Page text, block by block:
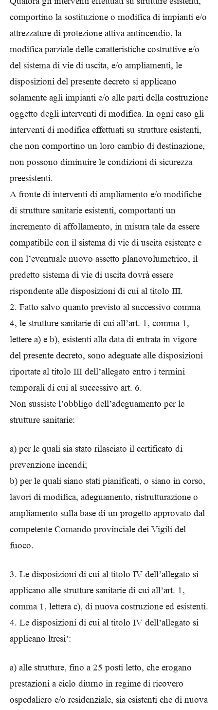
comportino la sostituzione o modifica di impianti e/o
attrezzature di protezione attiva antincendio, la
modifica parziale delle caratteristiche costruttive e/o
del sistema di vie di uscita, e/o ampliamenti, le
disposizioni del presente decreto si applicano
solamente agli impianti e/o alle parti della costruzione
oggetto degli interventi di modifica. In ogni caso gli
interventi di modifica effettuati su strutture esistenti,
che non comportino un loro cambio di destinazione,
non possono diminuire le condizioni di sicurezza
preesistenti.
A fronte di interventi di ampliamento e/o modifiche
di strutture sanitarie esistenti, comportanti un
incremento di affollamento, in misura tale da essere
compatibile con il sistema di vie di uscita esistente e
con l’eventuale nuovo assetto planovolumetrico, il
predetto sistema di vie di uscita dovrà essere
rispondente alle disposizioni di cui al titolo III.
2. Fatto salvo quanto previsto al successivo comma
4, le strutture sanitarie di cui all’art. 1, comma 1,
lettere a) e b), esistenti alla data di entrata in vigore
del presente decreto, sono adeguate alle disposizioni
riportate al titolo III dell’allegato entro i termini
temporali di cui al successivo art. 6.
Non sussiste l’obbligo dell’adeguamento per le
strutture sanitarie:
a) per le quali sia stato rilasciato il certificato di
prevenzione incendi;
b) per le quali siano stati pianificati, o siano in corso,
lavori di modifica, adeguamento, ristrutturazione o
ampliamento sulla base di un progetto approvato dal
competente Comando provinciale dei Vigili del
fuoco.
3. Le disposizioni di cui al titolo IV dell’allegato si
applicano alle strutture sanitarie di cui all’art. 1,
comma 1, lettera c), di nuova costruzione ed esistenti.
4. Le disposizioni di cui al titolo IV dell’allegato si
applicano ltresi’:
a) alle strutture, fino a 25 posti letto, che erogano
prestazioni a ciclo diurno in regime di ricovero
ospedaliero e/o residenziale, sia esistenti che di nuova